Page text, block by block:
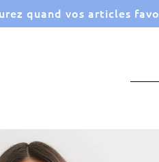
quand vos articles